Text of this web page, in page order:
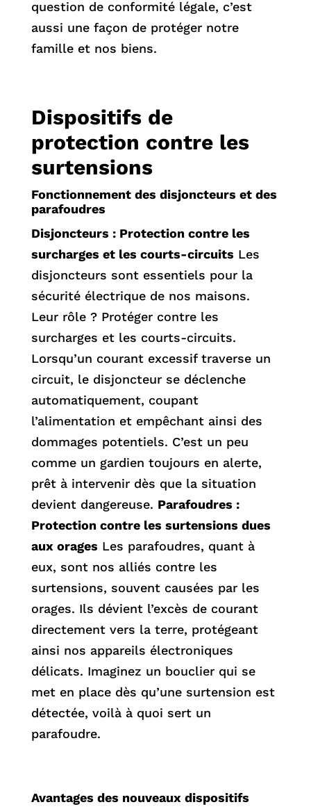
question de conformité légale, c’est
aussi une façon de protéger notre
famille et nos biens.
Dispositifs de
protection contre les
surtensions
Fonctionnement des disjoncteurs et des
parafoudres
Disjoncteurs : Protection contre les
surcharges et les courts-circuits Les
disjoncteurs sont essentiels pour la
sécurité électrique de nos maisons.
Leur rôle ? Protéger contre les
surcharges et les courts-circuits.
Lorsqu’un courant excessif traverse un
circuit, le disjoncteur se déclenche
automatiquement, coupant
l’alimentation et empêchant ainsi des
dommages potentiels. C’est un peu
comme un gardien toujours en alerte,
prêt à intervenir dès que la situation
devient dangereuse. Parafoudres :
Protection contre les surtensions dues
aux orages Les parafoudres, quant à
eux, sont nos alliés contre les
surtensions, souvent causées par les
orages. Ils dévient l’excès de courant
directement vers la terre, protégeant
ainsi nos appareils électroniques
délicats. Imaginez un bouclier qui se
met en place dès qu’une surtension est
détectée, voilà à quoi sert un
parafoudre.
Avantages des nouveaux dispositifs